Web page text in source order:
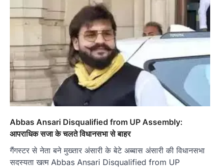
Abbas Ansari Disqualified from UP Assembly:
आपराधिक सजा के चलते विधानसभा से बाहर
गैंगस्टर से नेता बने मुख्तार अंसारी के बेटे अब्बास अंसारी की विधानसभा
सदस्यता खत्म Abbas Ansari Disqualified from UP